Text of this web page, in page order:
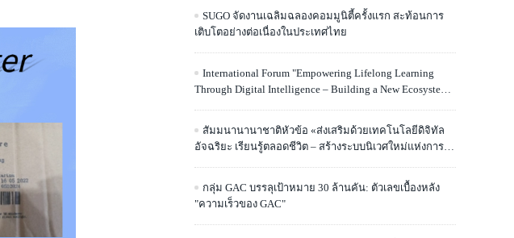
SUGO จัดงานเฉลิมฉลองคอมมูนิตี้ครั้งแรก สะท้อนการ
เติบโตอย่างต่อเนื่องในประเทศไทย
International Forum "Empowering Lifelong Learning
Through Digital Intelligence – Building a New Ecosystem
สัมมนานานาชาติหัวข้อ «ส่งเสริมด้วยเทคโนโลยีดิจิทัล
อัจฉริยะ เรียนรู้ตลอดชีวิต – สร้างระบบนิเวศใหม่แห่งการ
กลุ่ม GAC บรรลุเป้าหมาย 30 ล้านคัน: ตัวเลขเบื้องหลัง
"ความเร็วของ GAC"